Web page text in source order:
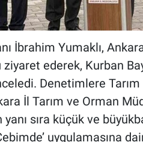
İbrahim Yumaklı,
ederek, Kurban
Denetimlere Tarım
İl Tarım ve Orman
sıra küçük ve
uygulamasına